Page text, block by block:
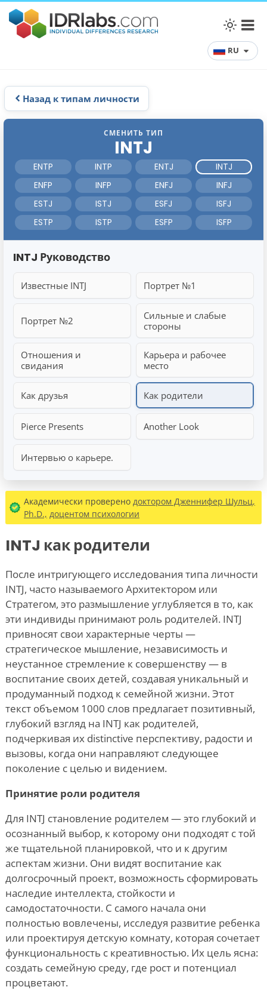
RU
Назад к типам личности
СМЕНИТЬ ТИП
INTJ
ENTP INTP ENTJ
INTJ
ENFP
INFP ENFJ
INFJ
ESTJ
ISTJ ESFJ
ISFJ
ESTP
ISTP ESFP ISFP
INTJ Руководство
Известные INTJ Портрет №1
Портрет №2
Сильные и слабые
стороны
Отношения и
свидания
Карьера и рабочее
место
Как друзья Как родители
Pierce Presents Another Look
Интервью о карьере.
Академически проверено доктором Дженнифер Шульц,
Ph.D., доцентом психологии
INTJ как родители
После интригующего исследования типа личности
INTJ, часто называемого Архитектором или
Стратегом, это размышление углубляется в то, как
эти индивиды принимают роль родителей. INTJ
привносят свои характерные черты —
стратегическое мышление, независимость и
неустанное стремление к совершенству — в
воспитание своих детей, создавая уникальный и
продуманный подход к семейной жизни. Этот
текст объемом 1000 слов предлагает позитивный,
глубокий взгляд на INTJ как родителей,
подчеркивая их distinctive перспективу, радости и
вызовы, когда они направляют следующее
поколение с целью и видением.
Принятие роли родителя
Для INTJ становление родителем — это глубокий и
осознанный выбор, к которому они подходят с той
же тщательной планировкой, что и к другим
аспектам жизни. Они видят воспитание как
долгосрочный проект, возможность сформировать
наследие интеллекта, стойкости и
самодостаточности. С самого начала они
полностью вовлечены, исследуя развитие ребенка
или проектируя детскую комнату, которая сочетает
функциональность с креативностью. Их цель ясна:
создать семейную среду, где рост и потенциал
процветают.